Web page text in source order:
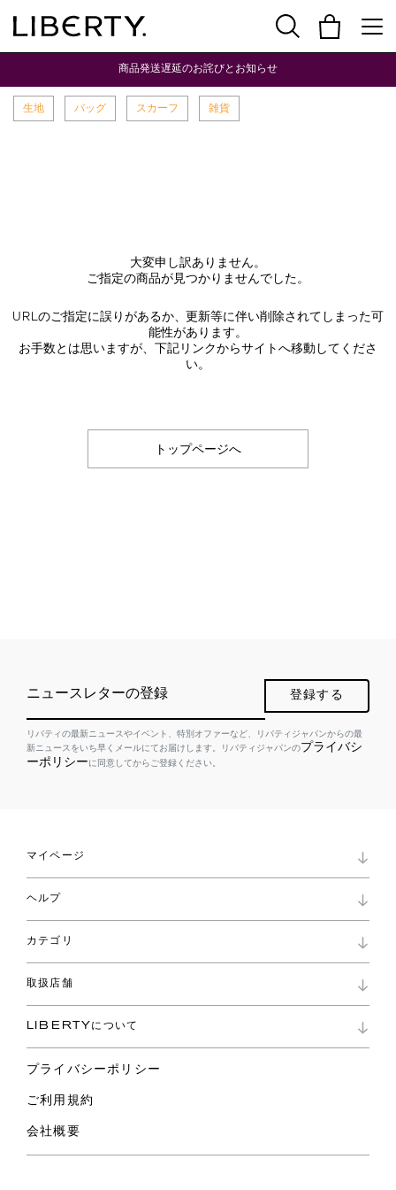
商品発送遅延のお詫びとお知らせ
生地 バッグ スカーフ 雑貨
大変申し訳ありません。
ご指定の商品が見つかりませんでした。
URLのご指定に誤りがあるか、更新等に伴い削除されてしまった可
能性があります。
お手数とは思いますが、下記リンクからサイトへ移動してくださ
い。
トップページへ
ニュースレターの登録 登録する
リバティの最新ニュースやイベント、特別オファーなど、リバティジャパンからの最
新ニュースをいち早くメールにてお届けします。リバティジャパンのプライバシ
ーポリシーに同意してからご登録ください。
マイページ
ロイヤリティプログラム
パスワード再設定
ショッピングバッグ
ヘルプ
お問い合わせ
よくあるご質問
ご利用ガイド
カテゴリ
コレクション
ファブリックス
バッグ
スカーフ
ウェア
ライフスタイル
スペシャル
取扱店舗
リバティ・ファブリックス
LIBERTYについて
プライバシーポリシー
ご利用規約
会社概要